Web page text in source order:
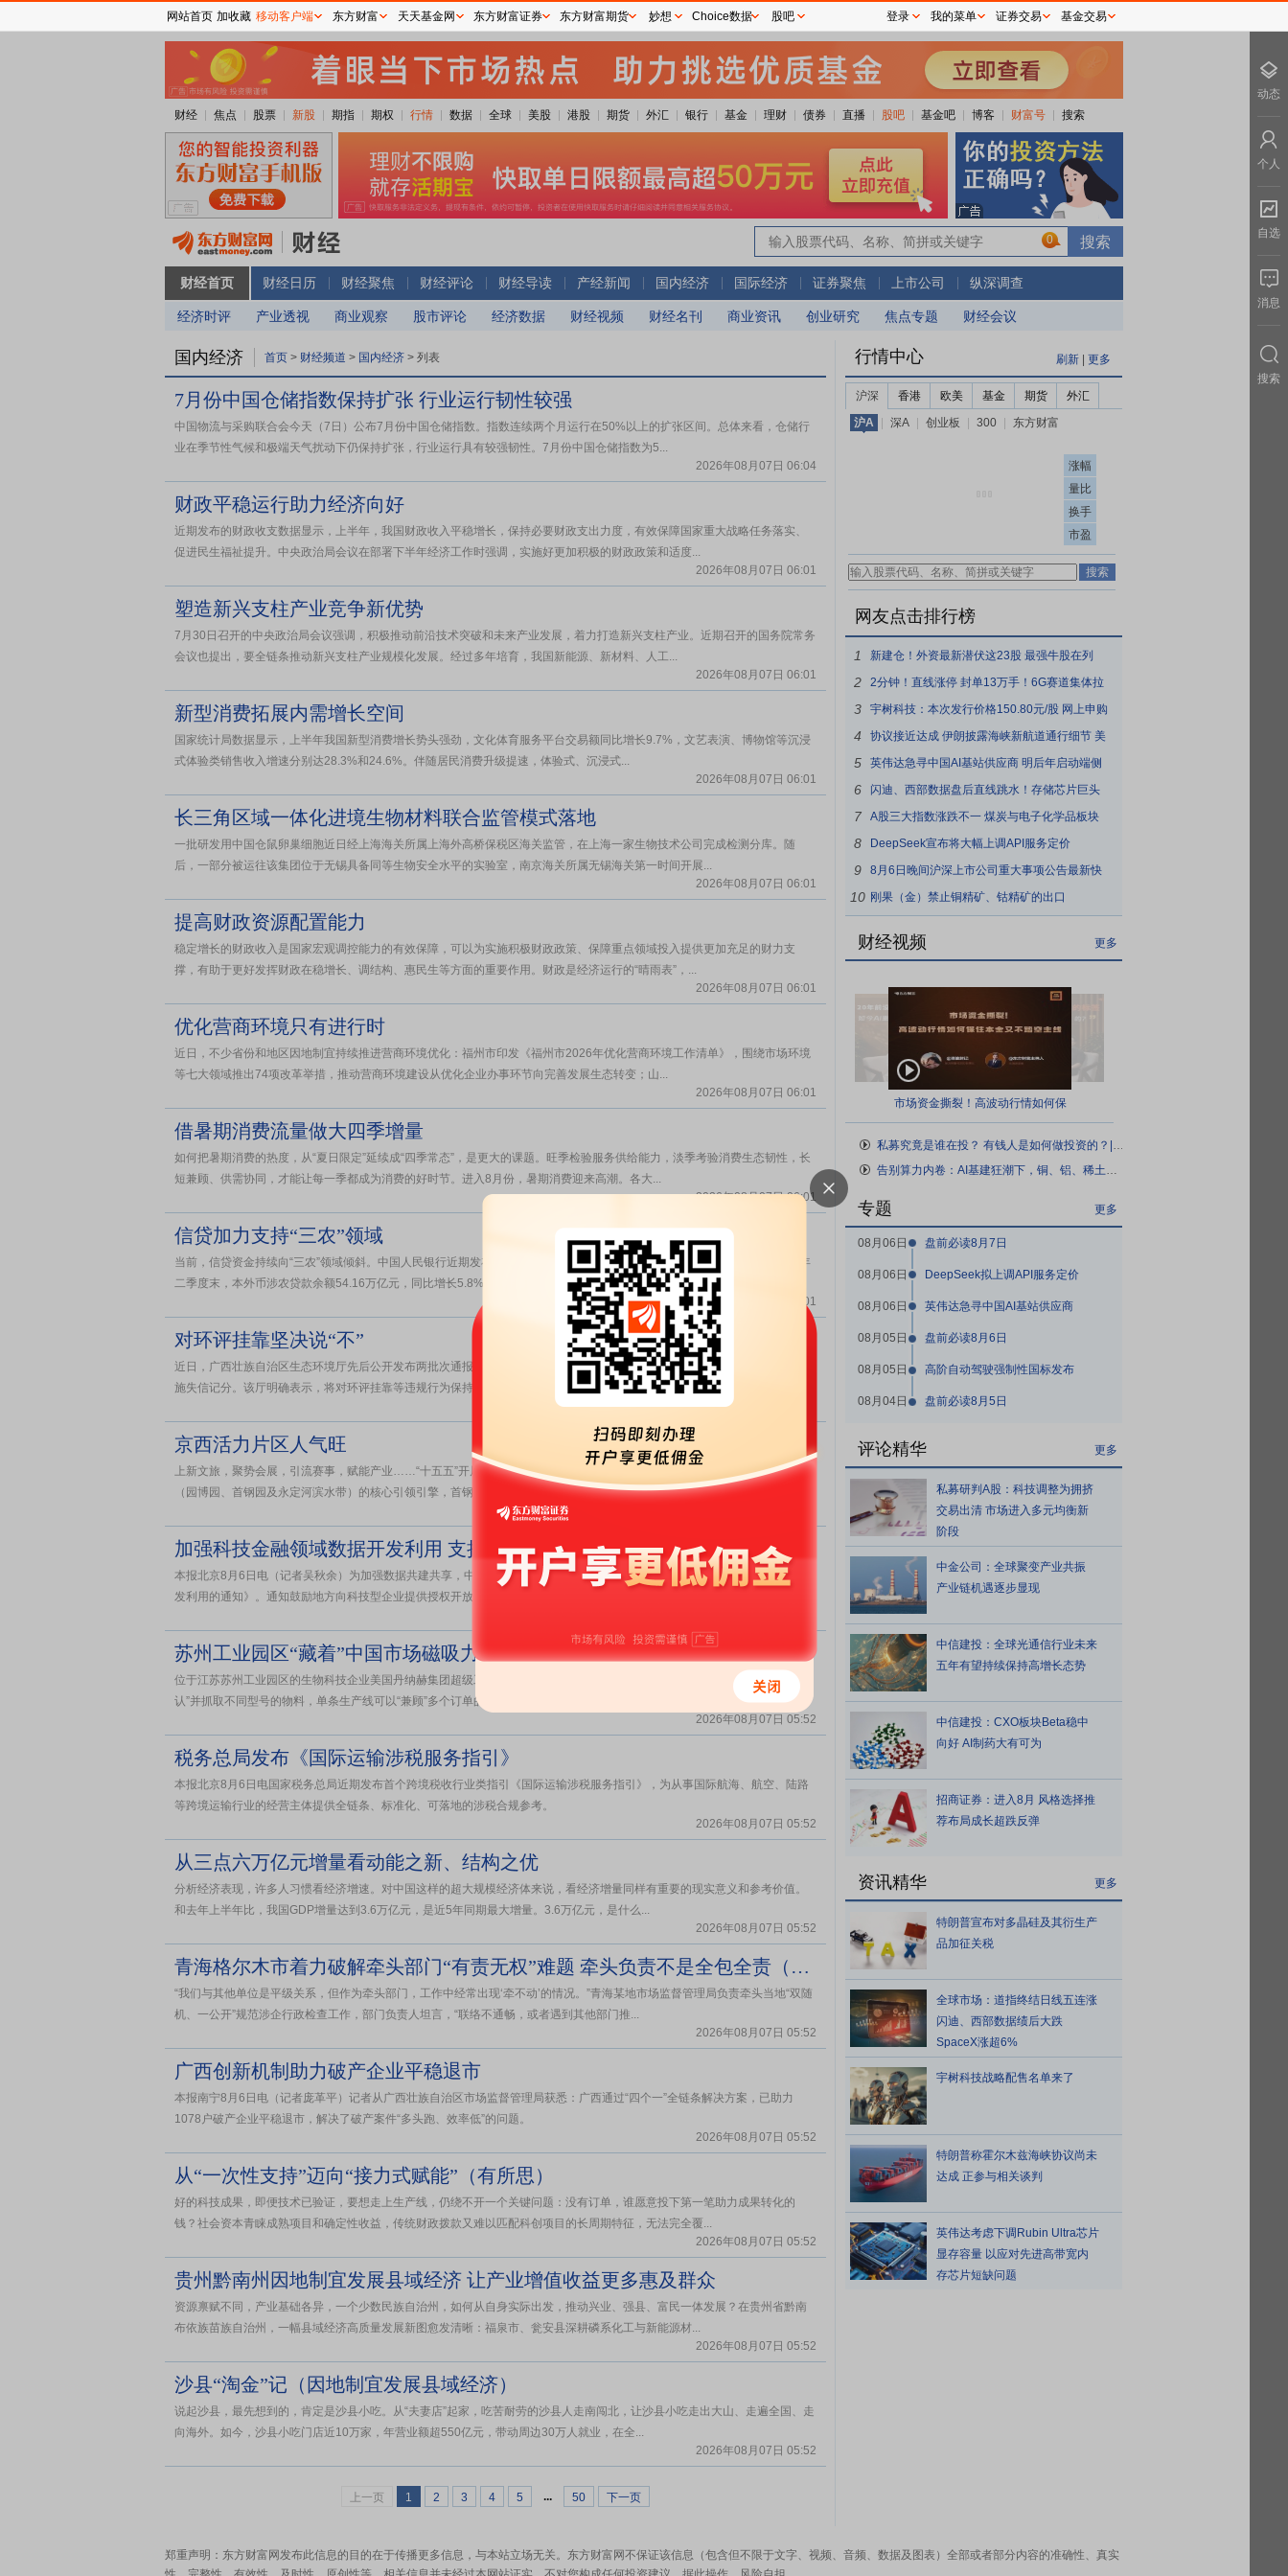
财经 焦点 股票 新股 期指 期权 行情 数据 全球 美股 港股 期货 外汇 银行 基金 理财 债券 直播 股吧 基金吧 博客 财富号 搜索
0
财经首页 财经日历 财经聚焦 财经评论 财经导读 产经新闻 国内经济 国际经济 证券聚焦 上市公司 纵深调查
经济时评 产业透视 商业观察 股市评论 经济数据 财经视频 财经名刊 商业资讯 创业研究 焦点专题 财经会议
国内经济 首页 > 财经频道 > 国内经济 > 列表
7月份中国仓储指数保持扩张 行业运行韧性较强
中国物流与采购联合会今天（7日）公布7月份中国仓储指数。指数连续两个月运行在50%以上的扩张区间。总体来看，仓储行
业在季节性气候和极端天气扰动下仍保持扩张，行业运行具有较强韧性。7月份中国仓储指数为5...
2026年08月07日 06:04
财政平稳运行助力经济向好
近期发布的财政收支数据显示，上半年，我国财政收入平稳增长，保持必要财政支出力度，有效保障国家重大战略任务落实、
促进民生福祉提升。中央政治局会议在部署下半年经济工作时强调，实施好更加积极的财政政策和适度...
2026年08月07日 06:01
塑造新兴支柱产业竞争新优势
7月30日召开的中央政治局会议强调，积极推动前沿技术突破和未来产业发展，着力打造新兴支柱产业。近期召开的国务院常务
会议也提出，要全链条推动新兴支柱产业规模化发展。经过多年培育，我国新能源、新材料、人工...
2026年08月07日 06:01
新型消费拓展内需增长空间
国家统计局数据显示，上半年我国新型消费增长势头强劲，文化体育服务平台交易额同比增长9.7%，文艺表演、博物馆等沉浸
式体验类销售收入增速分别达28.3%和24.6%。伴随居民消费升级提速，体验式、沉浸式...
2026年08月07日 06:01
长三角区域一体化进境生物材料联合监管模式落地
一批研发用中国仓鼠卵巢细胞近日经上海海关所属上海外高桥保税区海关监管，在上海一家生物技术公司完成检测分库。随
后，一部分被运往该集团位于无锡具备同等生物安全水平的实验室，南京海关所属无锡海关第一时间开展...
2026年08月07日 06:01
提高财政资源配置能力
稳定增长的财政收入是国家宏观调控能力的有效保障，可以为实施积极财政政策、保障重点领域投入提供更加充足的财力支
撑，有助于更好发挥财政在稳增长、调结构、惠民生等方面的重要作用。财政是经济运行的“晴雨表”，...
2026年08月07日 06:01
优化营商环境只有进行时
近日，不少省份和地区因地制宜持续推进营商环境优化：福州市印发《福州市2026年优化营商环境工作清单》，围绕市场环境
等七大领域推出74项改革举措，推动营商环境建设从优化企业办事环节向完善发展生态转变；山...
2026年08月07日 06:01
借暑期消费流量做大四季增量
如何把暑期消费的热度，从“夏日限定”延续成“四季常态”，是更大的课题。旺季检验服务供给能力，淡季考验消费生态韧性，长
短兼顾、供需协同，才能让每一季都成为消费的好时节。进入8月份，暑期消费迎来高潮。各大...
2026年08月07日 06:01
信贷加力支持“三农”领域
当前，信贷资金持续向“三农”领域倾斜。中国人民银行近期发布的《2026年二季度金融机构贷款投向统计报告》显示，2026年
二季度末，本外币涉农贷款余额54.16万亿元，同比增长5.8%，增速比各项贷款高...
2026年08月07日 06:01
对环评挂靠坚决说“不”
近日，广西壮族自治区生态环境厅先后公开发布两批次通报，对存在环评挂靠等失信行为的38名环评工程师和34家环评单位实
施失信记分。该厅明确表示，将对环评挂靠等违规行为保持高压态势，发现一起、查处一起、曝光...
2026年08月07日 06:01
京西活力片区人气旺
上新文旅，聚势会展，引流赛事，赋能产业……“十五五”开局之年，作为北京西部最大活力片区——“两园一河”协同联动区域
（园博园、首钢园及永定河滨水带）的核心引领引擎，首钢园向稳向新向优发展。这个夏天，越来...
加强科技金融领域数据开发利用 支持市场化征信机构建设科技型企业数据库
本报北京8月6日电（记者吴秋余）为加强数据共建共享，中国人民银行等九部门近日联合印发《关于加强科技金融领域数据开
发利用的通知》。通知鼓励地方向科技型企业提供授权开放信息渠道，推广信息查询、联合建模等模...
苏州工业园区“藏着”中国市场磁吸力密码（见证·中国机遇）
位于江苏苏州工业园区的生物科技企业美国丹纳赫集团超级工厂内，一条条自动化试剂生产线满负荷运转，机械手臂正自动“辨
认”并抓取不同型号的物料，单条生产线可以“兼顾”多个订单的差异化产品。“现在一条线就能‘...
2026年08月07日 05:52
税务总局发布《国际运输涉税服务指引》
本报北京8月6日电国家税务总局近期发布首个跨境税收行业类指引《国际运输涉税服务指引》，为从事国际航海、航空、陆路
等跨境运输行业的经营主体提供全链条、标准化、可落地的涉税合规参考。
2026年08月07日 05:52
从三点六万亿元增量看动能之新、结构之优
分析经济表现，许多人习惯看经济增速。对中国这样的超大规模经济体来说，看经济增量同样有重要的现实意义和参考价值。
和去年上半年比，我国GDP增量达到3.6万亿元，是近5年同期最大增量。3.6万亿元，是什么...
2026年08月07日 05:52
青海格尔木市着力破解牵头部门“有责无权”难题 牵头负责不是全包全责（干部状态新观察·为基层减负赋能）
“我们与其他单位是平级关系，但作为牵头部门，工作中经常出现‘牵不动’的情况。”青海某地市场监督管理局负责牵头当地“双随
机、一公开”规范涉企行政检查工作，部门负责人坦言，“联络不通畅，或者遇到其他部门推...
2026年08月07日 05:52
广西创新机制助力破产企业平稳退市
本报南宁8月6日电（记者庞革平）记者从广西壮族自治区市场监督管理局获悉：广西通过“四个一”全链条解决方案，已助力
1078户破产企业平稳退市，解决了破产案件“多头跑、效率低”的问题。
2026年08月07日 05:52
从“一次性支持”迈向“接力式赋能”（有所思）
好的科技成果，即便技术已验证，要想走上生产线，仍绕不开一个关键问题：没有订单，谁愿意投下第一笔助力成果转化的
钱？社会资本青睐成熟项目和确定性收益，传统财政拨款又难以匹配科创项目的长周期特征，无法完全覆...
2026年08月07日 05:52
贵州黔南州因地制宜发展县域经济 让产业增值收益更多惠及群众
资源禀赋不同，产业基础各异，一个少数民族自治州，如何从自身实际出发，推动兴业、强县、富民一体发展？在贵州省黔南
布依族苗族自治州，一幅县域经济高质量发展新图愈发清晰：福泉市、瓮安县深耕磷系化工与新能源材...
2026年08月07日 05:52
沙县“淘金”记（因地制宜发展县域经济）
说起沙县，最先想到的，肯定是沙县小吃。从“夫妻店”起家，吃苦耐劳的沙县人走南闯北，让沙县小吃走出大山、走遍全国、走
向海外。如今，沙县小吃门店近10万家，年营业额超550亿元，带动周边30万人就业，在全...
2026年08月07日 05:52
上一页 1 2 3 4 5 ... 50 下一页
行情中心 刷新 更多
沪深 香港 欧美 基金 期货
外汇
沪A
深A 创业板 300 东方财富
涨幅
量比
换手
市盈
网友点击排行榜
1 新建仓！外资最新潜伏这23股 最强牛股在列
2
2分钟！直线涨停 封单13万手！6G赛道集体拉
升
3
宇树科技：本次发行价格150.80元/股 网上申购
日为8月10日
4
协议接近达成 伊朗披露海峡新航道通行细节 美
方再提“倒计时”
5
英伟达急寻中国AI基站供应商 明后年启动端侧
算力组网
6
闪迪、西部数据盘后直线跳水！存储芯片巨头
业绩利空来袭
7
A股三大指数涨跌不一 煤炭与电子化学品板块
大涨
8 DeepSeek宣布将大幅上调API服务定价
9
8月6日晚间沪深上市公司重大事项公告最新快
递
10 刚果（金）禁止铜精矿、钴精矿的出口
财经视频 更多
市场资金撕裂！高波动行情如何保
私募究竟是谁在投？ 有钱人是如何做投资的？| 对话百亿私募总经理衍复投资顾王琴
告别算力内卷：AI基建狂潮下，铜、铝、稀土的下一站在哪？
专题 更多
08月06日 盘前必读8月7日
08月06日 DeepSeek拟上调API服务定价
08月06日 英伟达急寻中国AI基站供应商
08月05日 盘前必读8月6日
08月05日 高阶自动驾驶强制性国标发布
08月04日 盘前必读8月5日
评论精华 更多
私募研判A股：科技调整为拥挤
交易出清 市场进入多元均衡新
阶段
中金公司：全球聚变产业共振
产业链机遇逐步显现
中信建投：全球光通信行业未来
五年有望持续保持高增长态势
中信建投：CXO板块Beta稳中
向好 AI制药大有可为
招商证券：进入8月 风格选择推
荐布局成长超跌反弹
资讯精华 更多
特朗普宣布对多晶硅及其衍生产
品加征关税
全球市场：道指终结日线五连涨
闪迪、西部数据绩后大跌
SpaceX涨超6%
宇树科技战略配售名单来了
特朗普称霍尔木兹海峡协议尚未
达成 正参与相关谈判
英伟达考虑下调Rubin Ultra芯片
显存容量 以应对先进高带宽内
存芯片短缺问题
郑重声明：东方财富网发布此信息的目的在于传播更多信息，与本站立场无关。东方财富网不保证该信息（包含但不限于文字、视频、音频、数据及图表）全部或者部分内容的准确性、真实
网站首页 加收藏 移动客户端 东方财富 天天基金网 东方财富证券 东方财富期货 妙想 Choice数据 股吧 登录 我的菜单 证券交易 基金交易
动态
个人
自选
消息
搜索